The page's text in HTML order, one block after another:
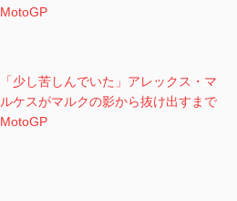
MotoGP
「少し苦しんでいた」アレックス・マ
ルケスがマルクの影から抜け出すまで
MotoGP